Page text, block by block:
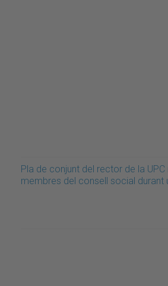
Pla de conjunt del rector de la
membres del consell social durant